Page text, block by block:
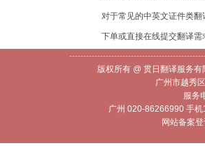
对于常见的中英文证件类翻
下单或直接在线提交翻译需
版权所有 @ 贯日翻译服务
广州市越秀
服务
广州 020-86266990 手
网站备案